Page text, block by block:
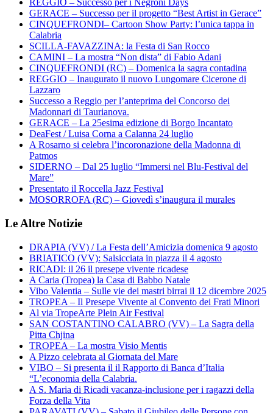
REGGIO – Successo per i Negroni Days
GERACE – Successo per il progetto “Best Artist in Gerace”
CINQUEFRONDI– Cartoon Show Party: l’unica tappa in
Calabria
SCILLA-FAVAZZINA: la Festa di San Rocco
CAMINI – La mostra “Non dista” di Fabio Adani
CINQUEFRONDI (RC) – Domenica la sagra contadina
REGGIO – Inaugurato il nuovo Lungomare Cicerone di
Lazzaro
Successo a Reggio per l’anteprima del Concorso dei
Madonnari di Taurianova.
GERACE – La 25esima edizione di Borgo Incantato
DeaFest / Luisa Corna a Calanna 24 luglio
A Rosarno si celebra l’incoronazione della Madonna di
Patmos
SIDERNO – Dal 25 luglio “Immersi nel Blu-Festival del
Mare”
Presentato il Roccella Jazz Festival
MOSORROFA (RC) – Giovedì s’inaugura il murales
Le Altre Notizie
DRAPIA (VV) / La Festa dell’Amicizia domenica 9 agosto
BRIATICO (VV): Salsicciata in piazza il 4 agosto
RICADI: il 26 il presepe vivente ricadese
A Caria (Tropea) la Casa di Babbo Natale
Vibo Valentia – Sulle vie dei mastri birrai il 12 dicembre 2025
TROPEA – Il Presepe Vivente al Convento dei Frati Minori
Al via TropeArte Plein Air Festival
SAN COSTANTINO CALABRO (VV) – La Sagra della
Pitta Chjina
TROPEA – La mostra Visio Mentis
A Pizzo celebrata al Giornata del Mare
VIBO – Si presenta il il Rapporto di Banca d’Italia
“L’economia della Calabria.
A S. Maria di Ricadi vacanza-inclusione per i ragazzi della
Forza della Vita